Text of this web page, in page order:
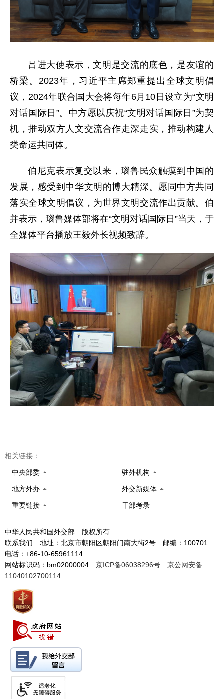
吕进大使表示，文明是交流的底色，是友谊的
桥梁。2023年，习近平主席郑重提出全球文明倡
议，2024年联合国大会将每年6月10日设立为“文明
对话国际日”。中方愿以庆祝“文明对话国际日”为契
机，推动双方人文交流合作走深走实，推动构建人
类命运共同体。
伯尼克表示复交以来，瑙鲁民众触摸到中国的
发展，感受到中华文明的博大精深。愿同中方共同
落实全球文明倡议，为世界文明交流作出贡献。伯
并表示，瑙鲁媒体部将在“文明对话国际日”当天，于
全媒体平台播放王毅外长视频致辞。
相关链接：
中央部委 驻外机构
地方外办 外交新媒体
重要链接 干部考录
中华人民共和国外交部 版权所有
联系我们 地址：北京市朝阳区朝阳门南大街2号 邮编：100701
电话：+86-10-65961114
网站标识码：bm02000004 京ICP备06038296号
京公网安备
11040102700114